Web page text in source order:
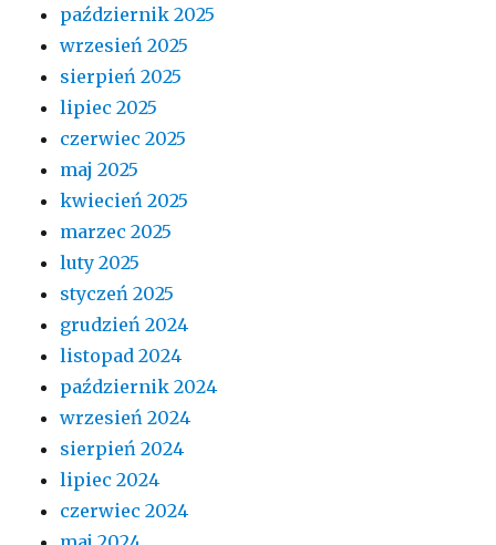
październik 2025
wrzesień 2025
sierpień 2025
lipiec 2025
czerwiec 2025
maj 2025
kwiecień 2025
marzec 2025
luty 2025
styczeń 2025
grudzień 2024
listopad 2024
październik 2024
wrzesień 2024
sierpień 2024
lipiec 2024
czerwiec 2024